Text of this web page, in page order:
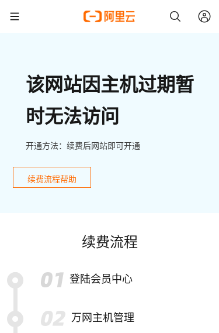
该网站因主机过期暂
时无法访问
开通方法：续费后网站即可开通
续费流程帮助
续费流程
登陆会员中心
万网主机管理